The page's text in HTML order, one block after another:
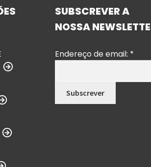
SUBSCREVER A
NOSSA
Endereço de email: *